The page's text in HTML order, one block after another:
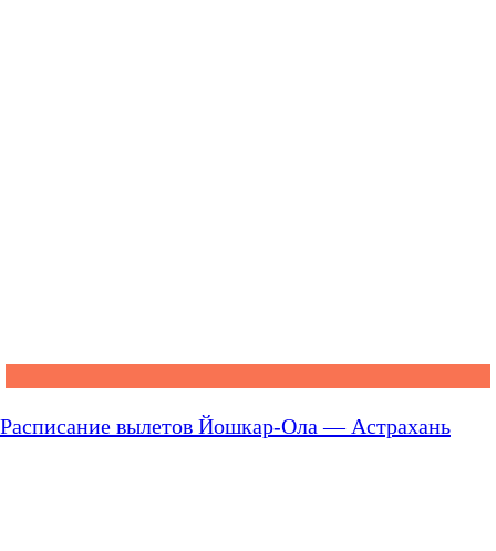
Расписание вылетов Йошкар-Ола — Астрахань